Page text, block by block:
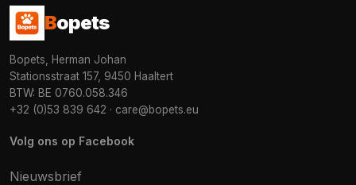
Bopets
Bopets, Herman Johan
Stationsstraat 157, 9450 Haaltert
BTW: BE 0760.058.346
+32 (0)53 839 642 · care@bopets.eu
Volg ons op Facebook
Nieuwsbrief